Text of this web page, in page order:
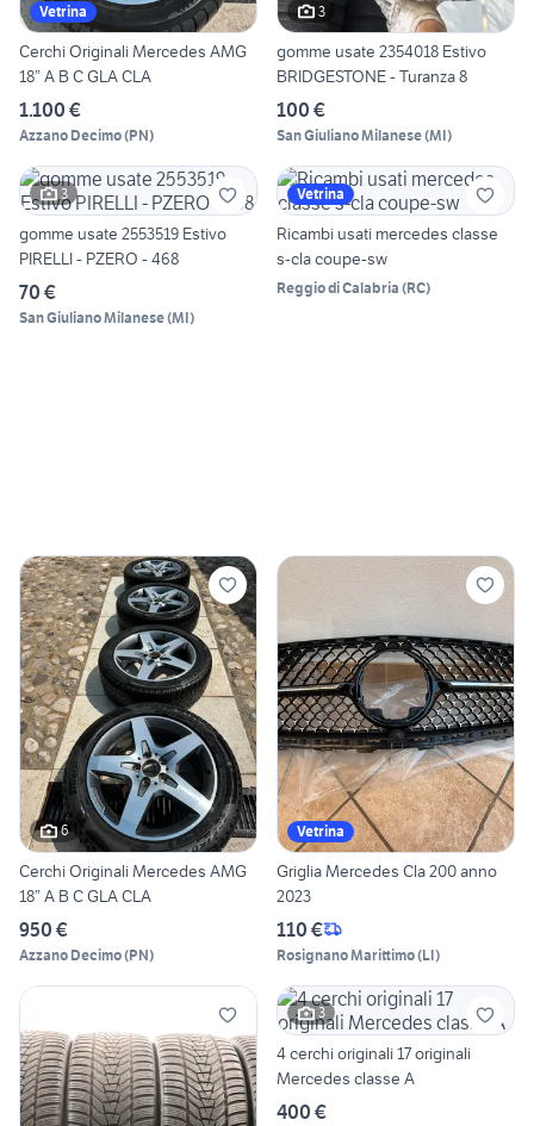
Vetrina
Cerchi Originali Mercedes AMG
18” A B C GLA CLA
1.100 €
Azzano Decimo(PN)
3
gomme usate 2354018 Estivo
BRIDGESTONE - Turanza 8
100 €
San Giuliano Milanese(MI)
3
gomme usate 2553519 Estivo
PIRELLI - PZERO - 468
70 €
San Giuliano Milanese(MI)
Vetrina
Ricambi usati mercedes classe
s-cla coupe-sw
Reggio di Calabria (RC)
6
Cerchi Originali Mercedes AMG
18” A B C GLA CLA
950 €
Azzano Decimo(PN)
Vetrina
Griglia Mercedes Cla 200 anno
2023
110 €
Rosignano Marittimo(LI)
3
4 cerchi originali 17 originali
Mercedes classe A
400 €